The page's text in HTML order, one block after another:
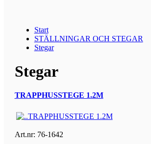
Start
STÄLLNINGAR OCH STEGAR
Stegar
Stegar
TRAPPHUSSTEGE 1.2M
Art.nr: 76-1642